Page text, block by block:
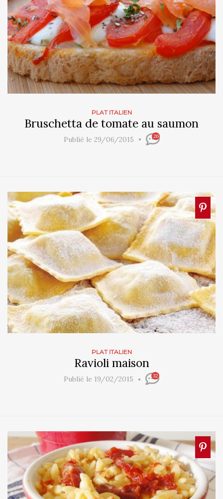
PLAT ITALIEN
Bruschetta de tomate au saumon
Publié le 29/06/2015 26
PLAT ITALIEN
Ravioli maison
Publié le 19/02/2015 32